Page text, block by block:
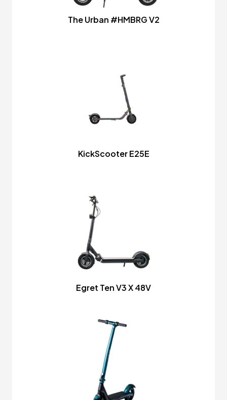
The Urban #HMBRG V2
KickScooter E25E
Egret Ten V3 X 48V